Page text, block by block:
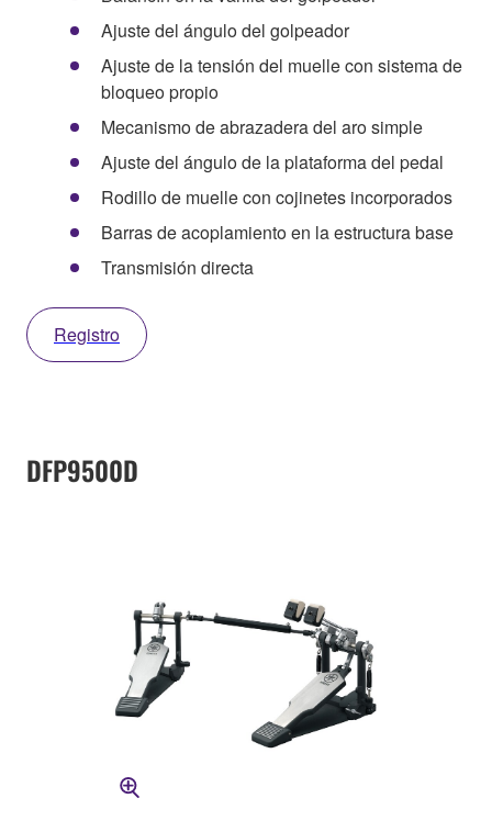
Ajuste del ángulo del golpeador
Ajuste de la tensión del muelle con sistema de
bloqueo propio
Mecanismo de abrazadera del aro simple
Ajuste del ángulo de la plataforma del pedal
Rodillo de muelle con cojinetes incorporados
Barras de acoplamiento en la estructura base
Transmisión directa
Registro
DFP9500D